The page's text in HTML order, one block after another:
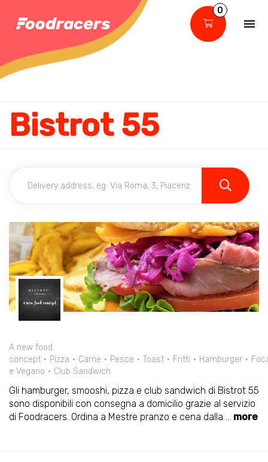
0
Bistrot 55
A new food
concept
Pizza Carne Pesce Toast Fritti Hamburger
e Vegano
Club Sandwich
Gli hamburger, smooshi, pizza e club sandwich di Bistrot 55
sono disponibili con consegna a domicilio grazie al servizio
di Foodracers. Ordina a Mestre pranzo e cena dalla ... more